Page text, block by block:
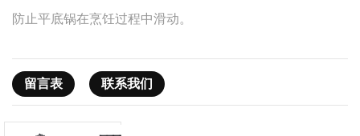
防止平底锅在烹饪过程中滑动。
留言表 联系我们